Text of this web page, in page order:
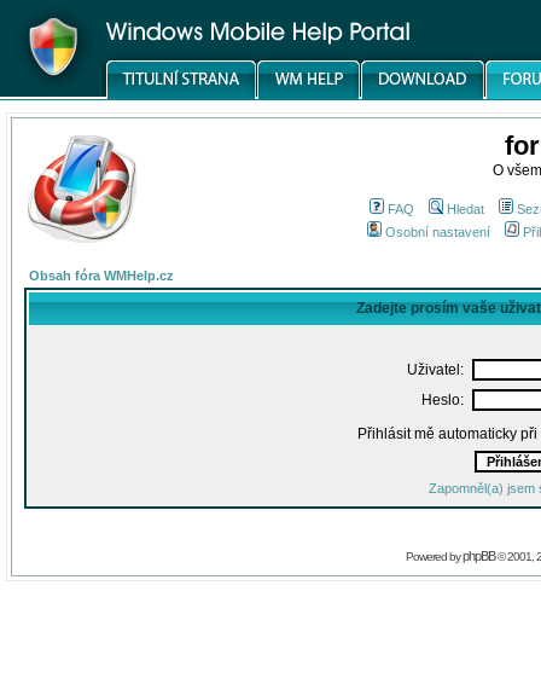
O
FAQ Hledat
Osobní nastavení
Obsah fóra WMHelp.cz
Zadejte prosím vaše
Uživatel:
Heslo:
Přihlásit mě automaticky
Zapomněl(a) jsem
Powered byphpBB© 2001,